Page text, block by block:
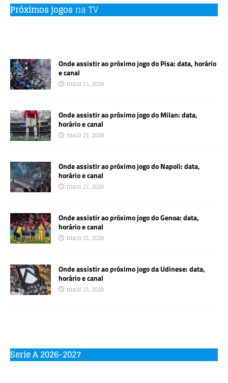
Próximos jogos na TV
Onde assistir ao próximo jogo do Pisa: data, horário
e canal
maio 21, 2026
Onde assistir ao próximo jogo do Milan: data,
horário e canal
maio 21, 2026
Onde assistir ao próximo jogo do Napoli: data,
horário e canal
maio 21, 2026
Onde assistir ao próximo jogo do Genoa: data,
horário e canal
maio 21, 2026
Onde assistir ao próximo jogo da Udinese: data,
horário e canal
maio 21, 2026
Serie A 2026-2027